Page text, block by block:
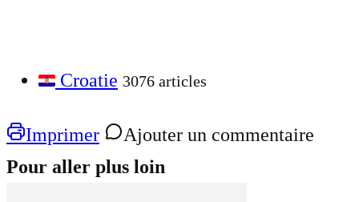
Croatie 3076 articles
Imprimer
Ajouter un commentaire
Pour aller plus loin